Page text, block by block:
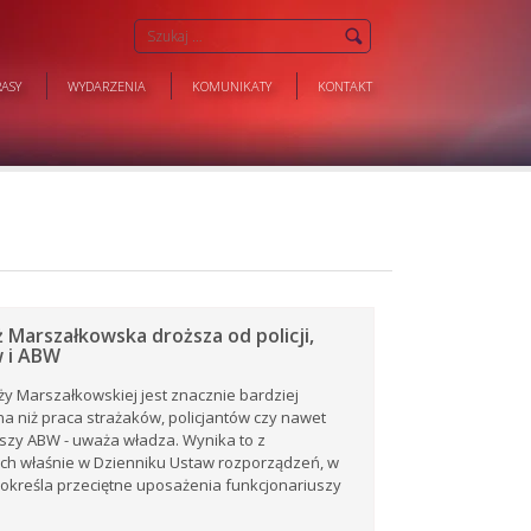
WYDARZENIA KOMUNIKATY KONTAKT
Marszałkowska droższa od policji,
ABW
Marszałkowskiej jest znacznie bardziej
niż praca strażaków, policjantów czy nawet
ABW - uważa władza. Wynika to z
właśnie w Dzienniku Ustaw rozporządzeń, w
przeciętne uposażenia funkcjonariuszy